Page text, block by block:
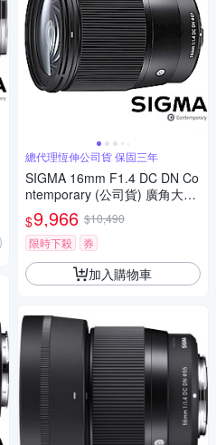
總代理恆伸公司貨 保固三年
SIGMA 16mm F1.4 DC DN Co
ntemporary (公司貨) 廣角大光
圈定焦鏡 人像鏡 APS-C 無反微
單眼專用鏡頭
$9,966 $10,490
限時下殺
券
加入購物車